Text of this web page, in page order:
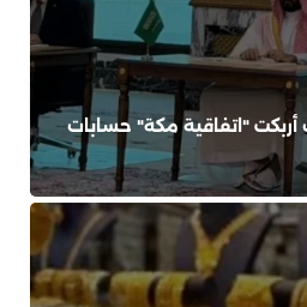
"اتفاقية مكة" حسابات